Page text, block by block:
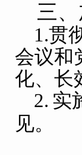
三
1.贯
会议和
化、长
2. 实
见。